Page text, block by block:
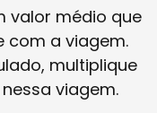
valor médio que
com a viagem.
multiplique
viagem.